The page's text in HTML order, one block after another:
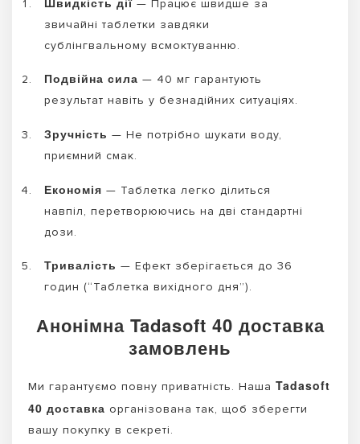
— Працює швидше за
звичайні таблетки завдяки
сублінгвальному всмоктуванню.
Подвійна сила — 40 мг гарантують
результат навіть у безнадійних ситуаціях.
Зручність — Не потрібно шукати воду,
приємний смак.
Економія — Таблетка легко ділиться
навпіл, перетворюючись на дві стандартні
дози.
Тривалість — Ефект зберігається до 36
годин (“Таблетка вихідного дня”).
Анонімна Tadasoft 40 доставка
замовлень
Ми гарантуємо повну приватність. Наша Tadasoft
40 доставка організована так, щоб зберегти
вашу покупку в секреті.